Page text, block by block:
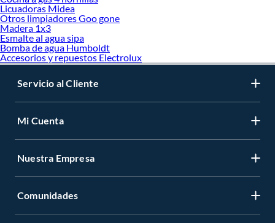
Licuadoras Midea
Otros limpiadores Goo gone
Madera 1x3
Esmalte al agua sipa
Bomba de agua Humboldt
Accesorios y repuestos Electrolux
Servicio al Cliente
Mi Cuenta
Nuestra Empresa
Comunidades